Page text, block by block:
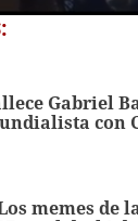
Gabriel
con
memes de